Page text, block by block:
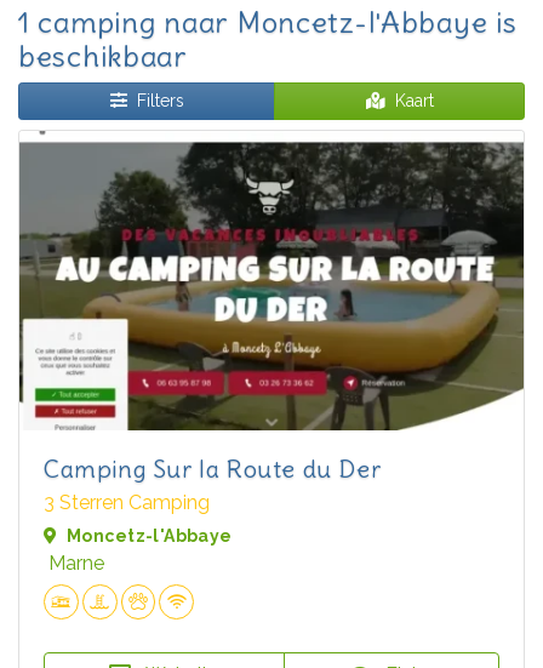
1 camping naar Moncetz-l'Abbaye is
beschikbaar
Filters Kaart
Camping Sur la Route du Der
3 Sterren Camping
Moncetz-l'Abbaye
Marne